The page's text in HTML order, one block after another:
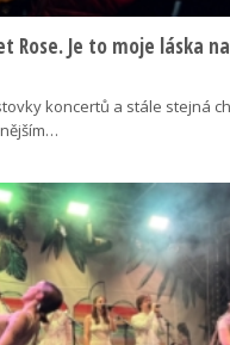
Rose. Je to moje láska
koncertů a stále stejná